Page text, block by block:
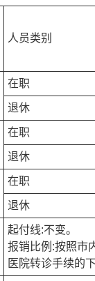
人员类别
在职
退休
在职
退休
在职
退休
起付线:不变。
报销比例:按照市
医院转诊手续的